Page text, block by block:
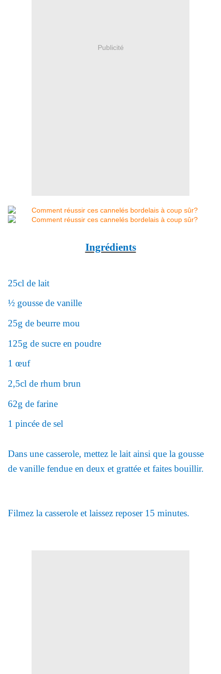
Publicité
Ingrédients
25cl de lait
½ gousse de vanille
25g de beurre mou
125g de sucre en poudre
1 œuf
2,5cl de rhum brun
62g de farine
1 pincée de sel
Dans une casserole, mettez le lait ainsi que la gousse
de vanille fendue en deux et grattée et faites bouillir.
Filmez la casserole et laissez reposer 15 minutes.